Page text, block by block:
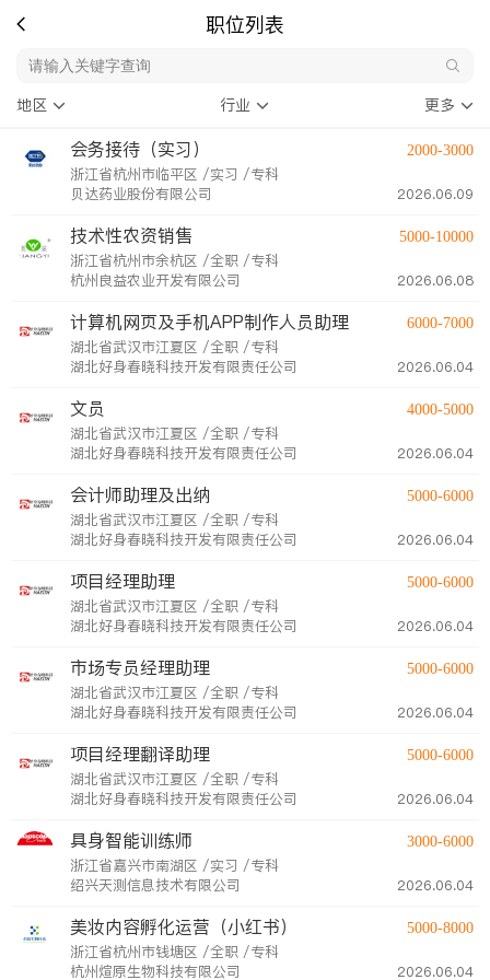
职位列表
地区 行业 更多
会务接待（实习）
浙江省杭州市临平区 /实习 /专科
贝达药业股份有限公司
2000-3000
2026.06.09
技术性农资销售
浙江省杭州市余杭区 /全职 /专科
杭州良益农业开发有限公司
5000-10000
2026.06.08
计算机网页及手机APP制作人员助理
湖北省武汉市江夏区 /全职 /专科
湖北好身春晓科技开发有限责任公司
6000-7000
2026.06.04
文员
湖北省武汉市江夏区 /全职 /专科
湖北好身春晓科技开发有限责任公司
4000-5000
2026.06.04
会计师助理及出纳
湖北省武汉市江夏区 /全职 /专科
湖北好身春晓科技开发有限责任公司
5000-6000
2026.06.04
项目经理助理
湖北省武汉市江夏区 /全职 /专科
湖北好身春晓科技开发有限责任公司
5000-6000
2026.06.04
市场专员经理助理
湖北省武汉市江夏区 /全职 /专科
湖北好身春晓科技开发有限责任公司
5000-6000
2026.06.04
项目经理翻译助理
湖北省武汉市江夏区 /全职 /专科
湖北好身春晓科技开发有限责任公司
5000-6000
2026.06.04
具身智能训练师
浙江省嘉兴市南湖区 /实习 /专科
绍兴天测信息技术有限公司
3000-6000
2026.06.04
美妆内容孵化运营（小红书）
浙江省杭州市钱塘区 /全职 /专科
杭州煊原生物科技有限公司
5000-8000
2026.06.04